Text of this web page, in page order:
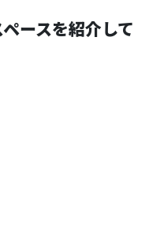
ースを紹介して